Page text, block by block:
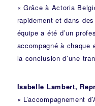
« Grâce à Actoria
rapidement et dans
équipe a été d’un
accompagné à
la conclusion d’une
Isabelle Lambert,
« L’accompagnement